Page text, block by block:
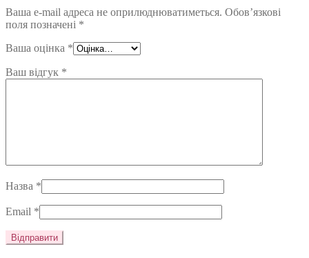
Ваша e-mail адреса не оприлюднюватиметься. Обов’язкові
поля позначені *
Ваша оцінка *
Ваш відгук *
Назва *
Email *